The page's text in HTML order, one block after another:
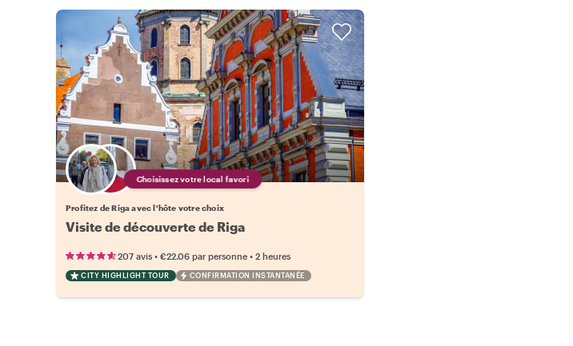
Choisissez votre local favori
Profitez de Riga avec l'hôte votre choix
Visite de découverte de Riga
207 avis • €22.06 par personne • 2 heures
CITY HIGHLIGHT TOUR CONFIRMATION INSTANTANÉE